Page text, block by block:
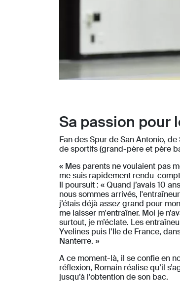
Sa passion pour
Fan des Spur de San Antonio,
de sportifs (grand-père et père
« Mes parents ne voulaient pas
me suis rapidement rendu-
Il poursuit : « Quand j’avais 10
nous sommes arrivés,
j’étais déjà assez grand pour
me laisser m'entraîner. Moi je
surtout, je m’éclate. Les
Yvelines puis l’Ile de France,
Nanterre. »
A ce moment-là, il se confie en
réflexion, Romain réalise qu’il
jusqu’à l’obtention de son bac.